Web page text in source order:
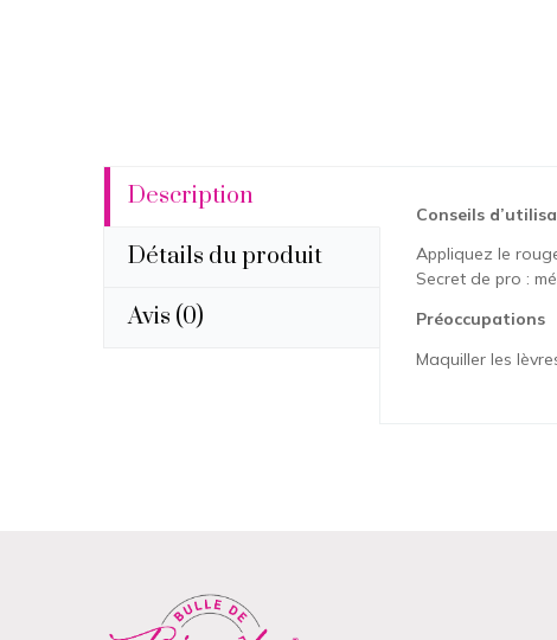
Description
Détails du produit
Avis (0)
Conseils
Appliquez le
Secret de pro :
Préoccupations
Maquiller les